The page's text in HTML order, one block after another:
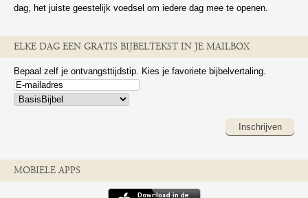
dag, het juiste geestelijk voedsel om iedere dag mee te openen.
ELKE DAG EEN GRATIS BIJBELTEKST IN JE MAILBOX
Bepaal zelf je ontvangsttijdstip. Kies je favoriete bijbelvertaling.
Inschrijven
MOBIELE APPS